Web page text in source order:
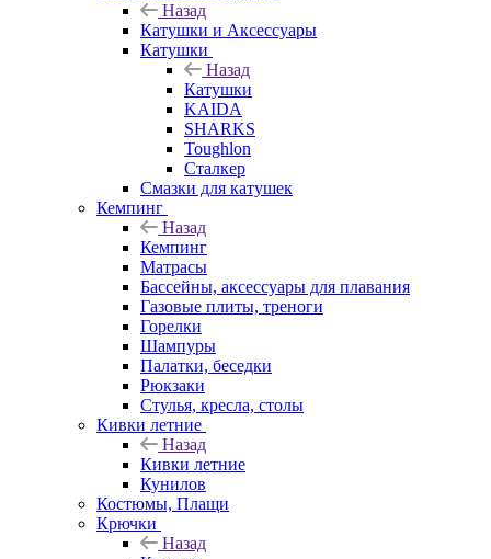
Назад
Катушки и Аксессуары
Катушки
Назад
Катушки
KAIDA
SHARKS
Toughlon
Сталкер
Смазки для катушек
Кемпинг
Назад
Кемпинг
Матрасы
Бассейны, аксессуары для плавания
Газовые плиты, треноги
Горелки
Шампуры
Палатки, беседки
Рюкзаки
Стулья, кресла, столы
Кивки летние
Назад
Кивки летние
Кунилов
Костюмы, Плащи
Крючки
Назад